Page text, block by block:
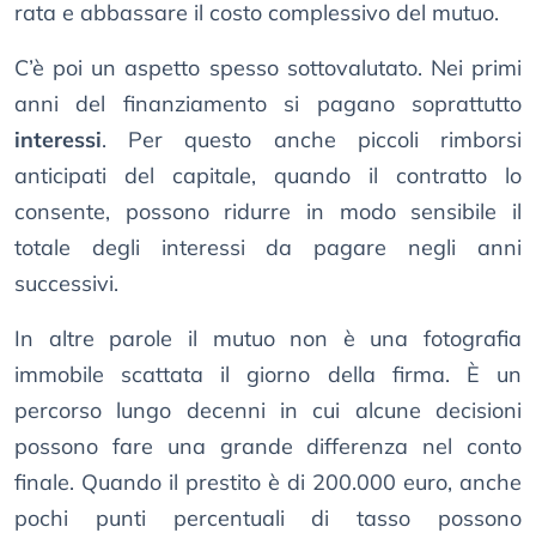
rata e abbassare il costo complessivo del mutuo.
C’è poi un aspetto spesso sottovalutato. Nei primi
anni del finanziamento si pagano soprattutto
interessi. Per questo anche piccoli rimborsi
anticipati del capitale, quando il contratto lo
consente, possono ridurre in modo sensibile il
totale degli interessi da pagare negli anni
successivi.
In altre parole il mutuo non è una fotografia
immobile scattata il giorno della firma. È un
percorso lungo decenni in cui alcune decisioni
possono fare una grande differenza nel conto
finale. Quando il prestito è di 200.000 euro, anche
pochi punti percentuali di tasso possono